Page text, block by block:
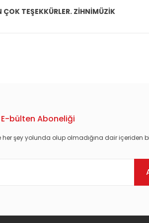
ÇOK TEŞEKKÜRLER. ZİHNİMÜZİK
E-bülten Aboneliği
her şey yolunda olup olmadığına dair içeriden